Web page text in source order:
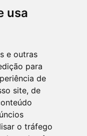
usa
e outras
para
de
site, de
o tráfego
(manhã);
- CEP: 95340-